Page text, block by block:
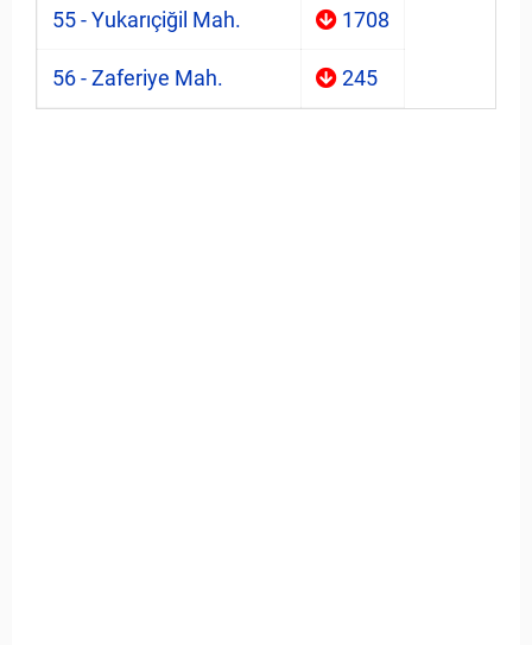
55 - Yukarıçiğil Mah. 1708
56 - Zaferiye Mah. 245